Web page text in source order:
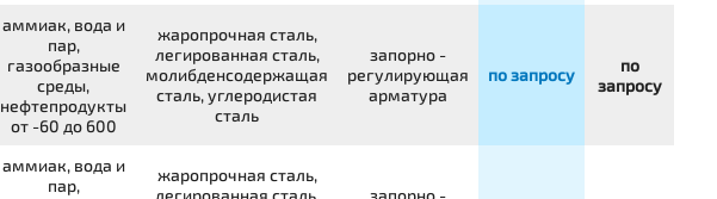
аммиак, вода и
пар,
газообразные
среды,
нефтепродукты
от -60 до 600
жаропрочная сталь,
легированная сталь,
молибденсодержащая
сталь, углеродистая
сталь
запорно -
регулирующая
арматура
по запросу
по
запросу
аммиак, вода и
пар,
жаропрочная сталь,
легированная сталь,
запорно -